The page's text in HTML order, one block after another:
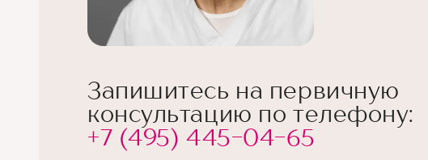
Запишитесь на первичную
консультацию по телефону:
+7 (495) 445-04-65